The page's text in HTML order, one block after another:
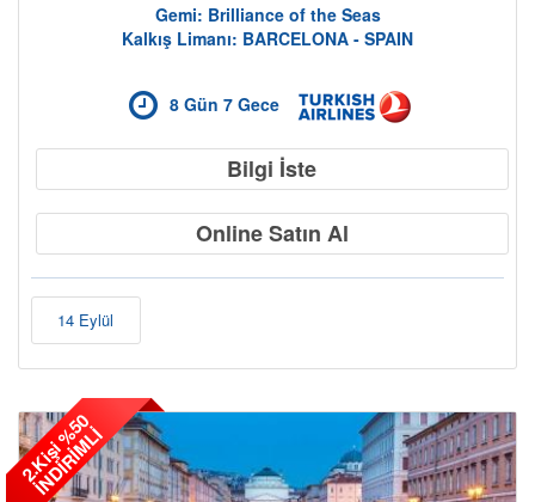
Gemi: Brilliance of the Seas
Kalkış Limanı: BARCELONA - SPAIN
8 Gün 7 Gece
Bilgi İste
Online Satın Al
14 Eylül
2
.
K
i
ş
i
%
5
0
İ
N
D
İ
R
İ
M
L
İ